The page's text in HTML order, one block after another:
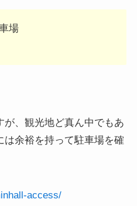
場
が、観光地ど真ん中でもあ
は余裕を持って駐車場を確
access/